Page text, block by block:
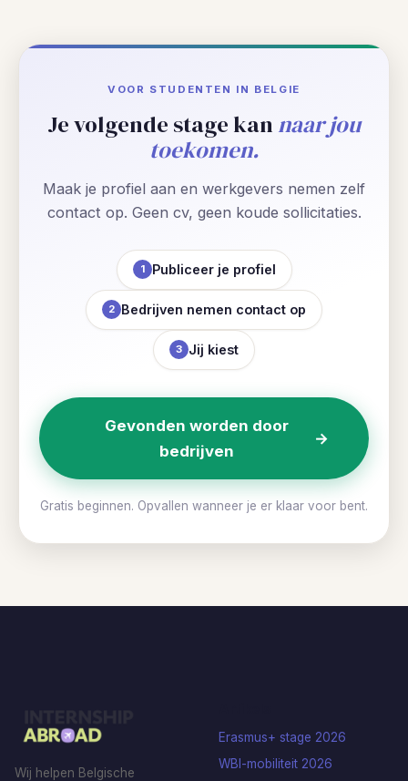
VOOR STUDENTEN IN BELGIE
Je volgende stage kan naar jou
toekomen.
Maak je profiel aan en werkgevers nemen zelf
contact op. Geen cv, geen koude sollicitaties.
1 Publiceer je profiel
2 Bedrijven nemen contact op
3 Jij kiest
Gevonden worden door
bedrijven
→
Gratis beginnen. Opvallen wanneer je er klaar voor bent.
Wij helpen Belgische
Erasmus+ stage 2026
WBI-mobiliteit 2026